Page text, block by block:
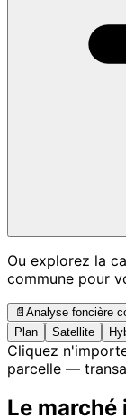
Ou explorez la
commune pour
📄 Analyse foncière
Plan
Satellite
Cliquez
parcelle —
Le